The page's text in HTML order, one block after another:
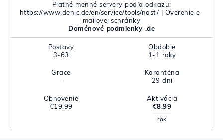
Platné menné servery podľa odkazu:
https://www.denic.de/en/service/tools/nast/ | Overenie e-
mailovej schránky
Doménové podmienky .de
Postavy
3-63
Obdobie
1-1 roky
Grace
-
Karanténa
29 dni
Obnovenie
€19.99
Aktivácia
€8.99
rok